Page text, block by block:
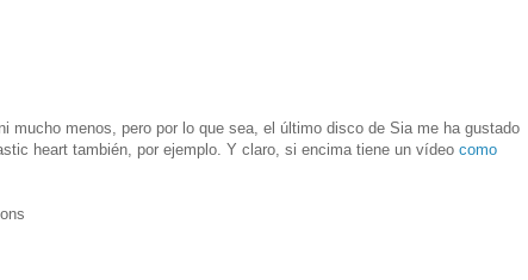
mucho menos, pero por lo que sea, el último disco de Sia me ha gustado
heart también, por ejemplo. Y claro, si encima tiene un vídeo como